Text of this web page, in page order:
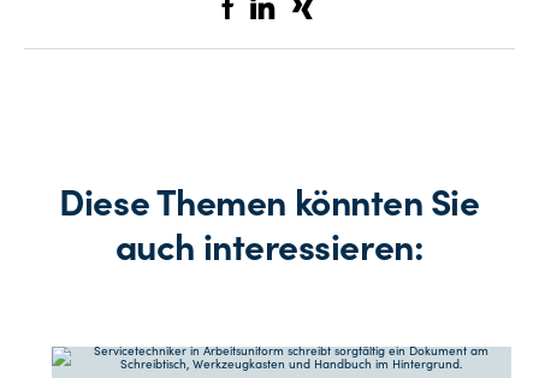
Diese Themen könnten Sie
auch interessieren: